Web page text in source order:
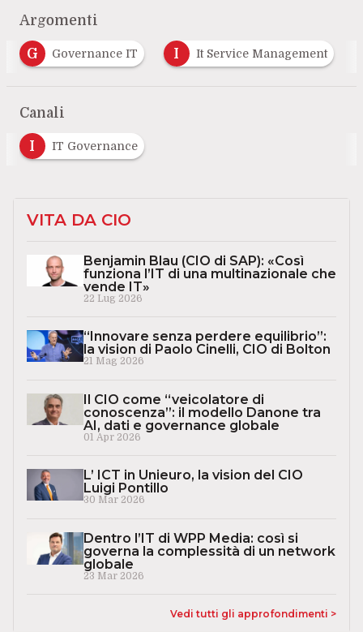
Argomenti
I It Service Management S sicurezza
Canali
I IT Governance
VITA DA CIO
Benjamin Blau (CIO di SAP): «Così
funziona l’IT di una multinazionale che
vende IT»
22 Lug 2026
“Innovare senza perdere equilibrio”:
la vision di Paolo Cinelli, CIO di Bolton
21 Mag 2026
Il CIO come “veicolatore di
conoscenza”: il modello Danone tra
AI, dati e governance globale
01 Apr 2026
L’ ICT in Unieuro, la vision del CIO
Luigi Pontillo
30 Mar 2026
Dentro l’IT di WPP Media: così si
governa la complessità di un network
globale
23 Mar 2026
Vedi tutti gli approfondimenti >